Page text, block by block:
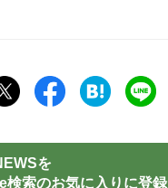
を
検索のお気に入りに登録